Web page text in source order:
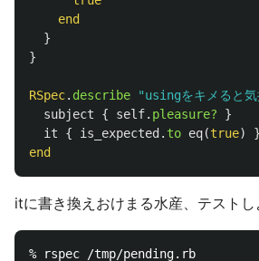
end
}
}
RSpec. describe "usingをキメると気
subject
{ self. pleasure?
}
it
{ is_expected . to eq(true)
}
end
itに書き換えおけまる水産、テストし